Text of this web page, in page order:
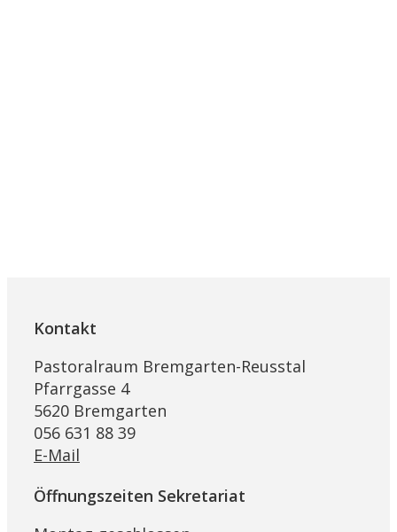
Kontakt
Pastoralraum Bremgarten-Reusstal
Pfarrgasse 4
5620 Bremgarten
056 631 88 39
E-Mail
Öffnungszeiten Sekretariat